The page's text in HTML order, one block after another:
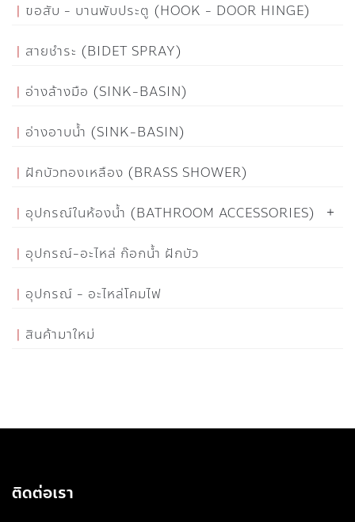
ขอสับ - บานพับประตู (HOOK - DOOR HINGE)
สายชำระ (BIDET SPRAY)
อ่างล้างมือ (SINK-BASIN)
อ่างอาบน้ำ (SINK-BASIN)
ฝักบัวทองเหลือง (BRASS SHOWER)
อุปกรณ์ในห้องน้ำ (BATHROOM ACCESSORIES)
อุปกรณ์-อะไหล่ ก๊อกน้ำ ฝักบัว
อุปกรณ์ - อะไหล่โคมไฟ
สินค้ามาใหม่
ติดต่อเรา